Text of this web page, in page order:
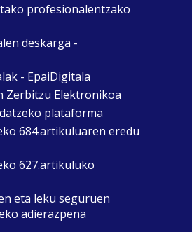
profesionalentzako
deskarga -
- EpaiDigitala
Zerbitzu Elektronikoa
plataforma
684.artikuluaren eredu
627.artikuluko
eta leku seguruen
adierazpena